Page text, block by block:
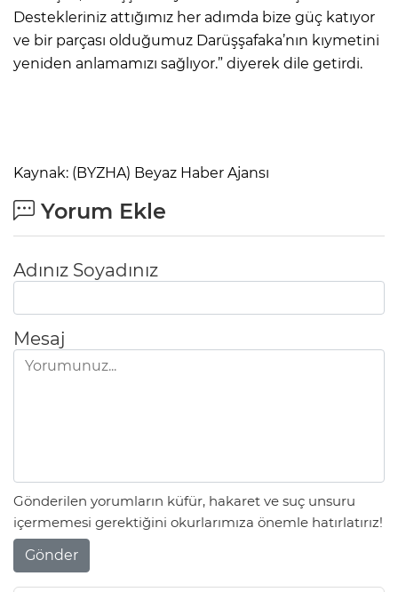
Destekleriniz attığımız her adımda bize güç katıyor
ve bir parçası olduğumuz Darüşşafaka’nın kıymetini
yeniden anlamamızı sağlıyor.” diyerek dile getirdi.
Kaynak: (BYZHA) Beyaz Haber Ajansı
Yorum Ekle
Adınız Soyadınız
Mesaj
Gönderilen yorumların küfür, hakaret ve suç unsuru
içermemesi gerektiğini okurlarımıza önemle hatırlatırız!
Gönder